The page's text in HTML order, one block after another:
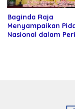
Baginda Raja
Menyampaikan
Nasional dalam